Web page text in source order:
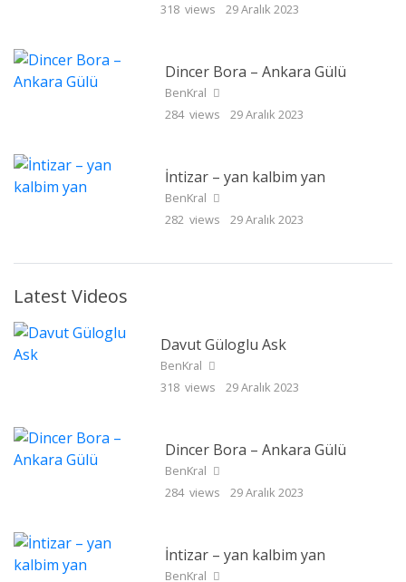
318 views
29 Aralık 2023
Dincer Bora – Ankara Gülü
BenKral
284 views
29 Aralık 2023
İntizar – yan kalbim yan
BenKral
282 views
29 Aralık 2023
Latest Videos
Davut Güloglu Ask
BenKral
318 views
29 Aralık 2023
Dincer Bora – Ankara Gülü
BenKral
284 views
29 Aralık 2023
İntizar – yan kalbim yan
BenKral